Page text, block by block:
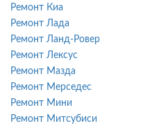
Ремонт Киа
Ремонт Лада
Ремонт Ланд-Ровер
Ремонт Лексус
Ремонт Мазда
Ремонт Мерседес
Ремонт Мини
Ремонт Митсубиси